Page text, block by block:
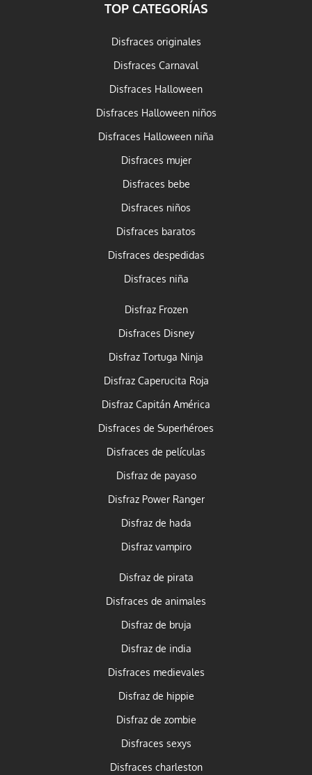
TOP CATEGORÍAS
Disfraces originales
Disfraces Carnaval
Disfraces Halloween
Disfraces Halloween niños
Disfraces Halloween niña
Disfraces mujer
Disfraces bebe
Disfraces niños
Disfraces baratos
Disfraces despedidas
Disfraces niña
Disfraz Frozen
Disfraces Disney
Disfraz Tortuga Ninja
Disfraz Caperucita Roja
Disfraz Capitán América
Disfraces de Superhéroes
Disfraces de películas
Disfraz de payaso
Disfraz Power Ranger
Disfraz de hada
Disfraz vampiro
Disfraz de pirata
Disfraces de animales
Disfraz de bruja
Disfraz de india
Disfraces medievales
Disfraz de hippie
Disfraz de zombie
Disfraces sexys
Disfraces charleston